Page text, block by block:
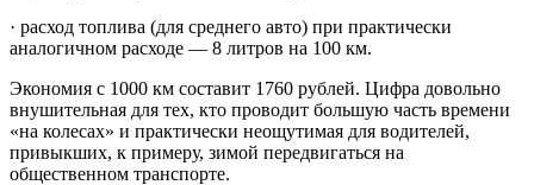
· расход топлива (для среднего авто) при практически
аналогичном расходе — 8 литров на 100 км.
Экономия с 1000 км составит 1760 рублей. Цифра довольно
внушительная для тех, кто проводит большую часть времени
«на колесах» и практически неощутимая для водителей,
привыкших, к примеру, зимой передвигаться на
общественном транспорте.